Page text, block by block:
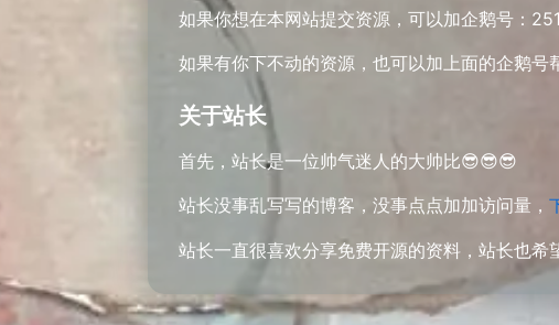
如果你想在本网站提交资源，可以加企鹅号：
如果有你下不动的资源，也可以加上面的企鹅号
关于站长
首先，站长是一位帅气迷人的大帅比😎😎😎
站长没事乱写写的博客，没事点点加加访问量，
站长一直很喜欢分享免费开源的资料，站长也